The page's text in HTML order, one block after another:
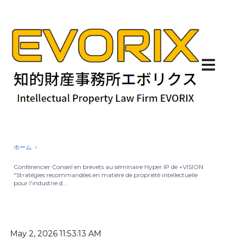
ホーム
Conférencier Conseil en brevets au séminaire Hyper IP de +VISION
"Stratégies recommandées en matière de propriété intellectuelle
pour l'industrie d...
May 2, 2026 11:53:13 AM